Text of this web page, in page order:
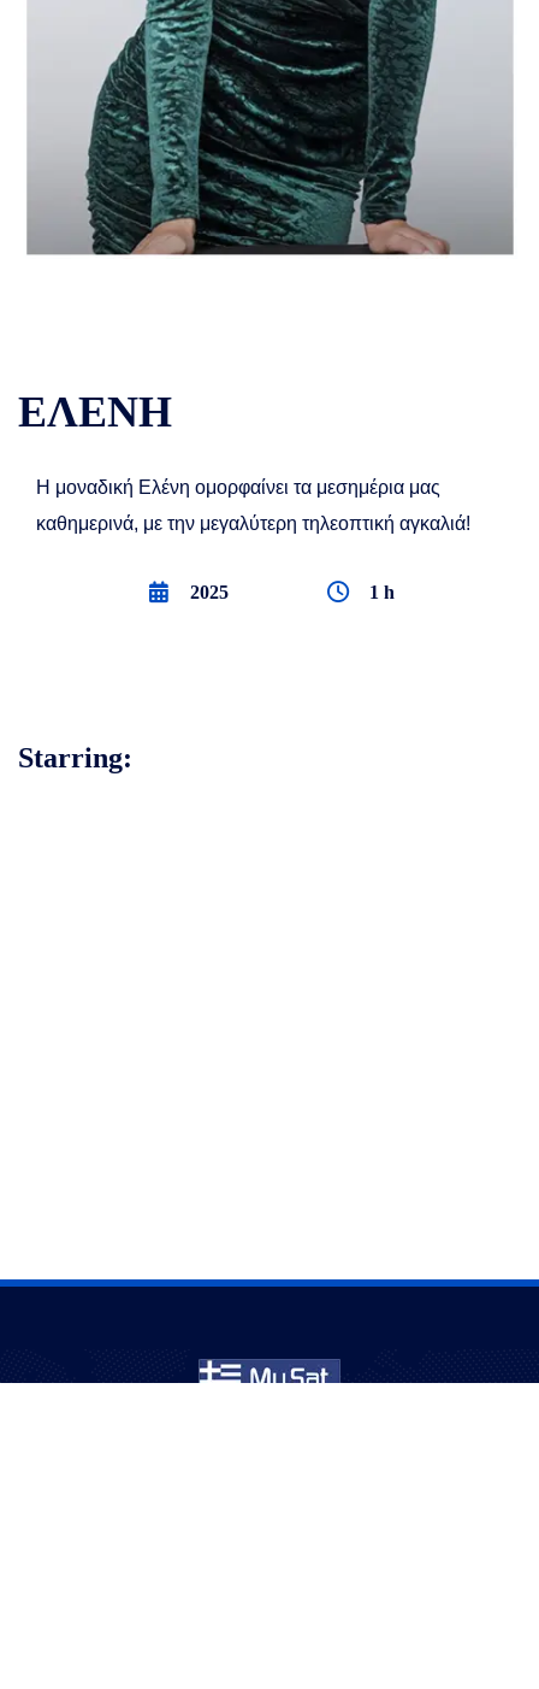
ΕΛΕΝΗ
Η μοναδική Ελένη ομορφαίνει τα μεσημέρια μας
καθημερινά, με την μεγαλύτερη τηλεοπτική αγκαλιά!
2025 1 h
Starring: